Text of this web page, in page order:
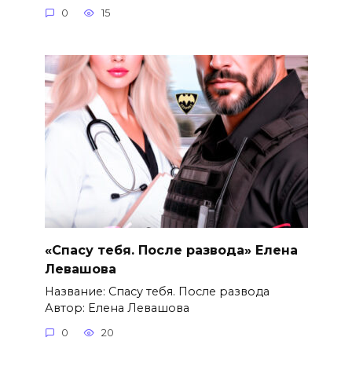
0 15
«Спасу тебя. После развода» Елена
Левашова
Название: Спасу тебя. После развода
Автор: Елена Левашова
0 20